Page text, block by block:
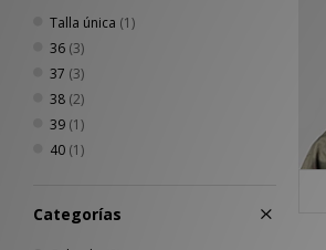
Talla única (1)
36 (3)
37 (3)
38 (2)
39 (1)
40 (1)
Categorías